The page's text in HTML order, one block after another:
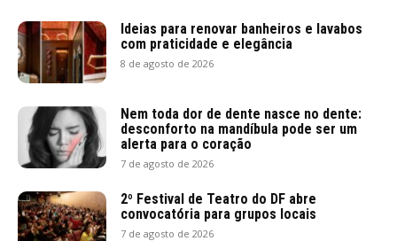
Ideias para renovar banheiros e lavabos
com praticidade e elegância
8 de agosto de 2026
Nem toda dor de dente nasce no dente:
desconforto na mandíbula pode ser um
alerta para o coração
7 de agosto de 2026
2º Festival de Teatro do DF abre
convocatória para grupos locais
7 de agosto de 2026